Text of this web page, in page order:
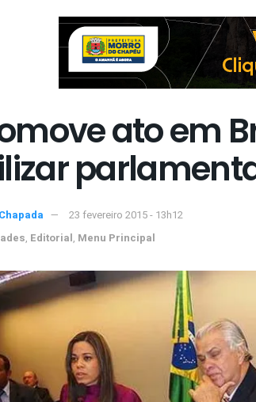
ato em
23 fevereiro 2015 - 13h12
, Editorial, Menu Principal